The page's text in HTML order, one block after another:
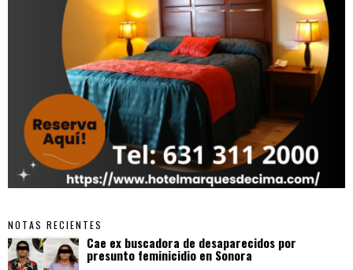
NOTAS RECIENTES
Cae ex buscadora de desaparecidos por
presunto feminicidio en Sonora